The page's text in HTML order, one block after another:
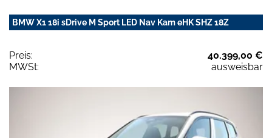
BMW X1 18i sDrive M Sport LED Nav Kam eHK SHZ 18Z
Preis:
40.399,00 €
MWSt:
ausweisbar